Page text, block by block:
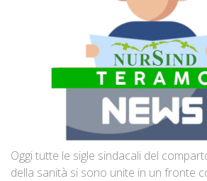
Oggi tutte le sigle sindacali del
della sanità si sono unite in un fronte